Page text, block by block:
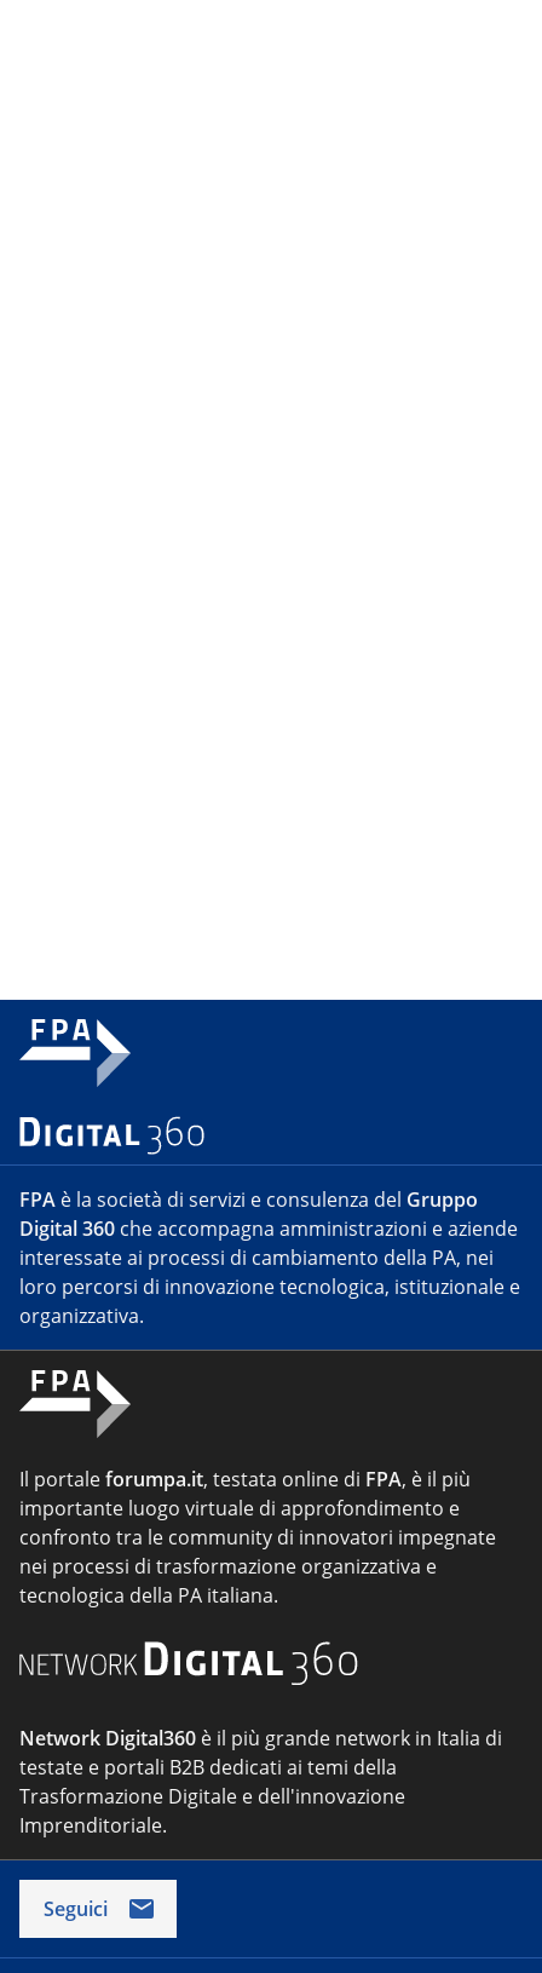
FPA è la società di servizi e consulenza del Gruppo
Digital 360 che accompagna amministrazioni e aziende
interessate ai processi di cambiamento della PA, nei
loro percorsi di innovazione tecnologica, istituzionale e
organizzativa.
Il portaleforumpa.it, testata online di FPA, è il più
importante luogo virtuale di approfondimento e
confronto tra le community di innovatori impegnate
nei processi di trasformazione organizzativa e
tecnologica della PA italiana.
Network Digital360 è il più grande network in Italia di
testate e portali B2B dedicati ai temi della
Trasformazione Digitale e dell'innovazione
Imprenditoriale.
Seguici